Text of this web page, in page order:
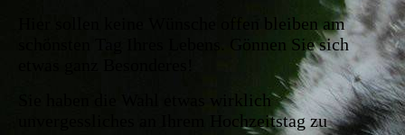
Hier sollen keine Wünsche offen bleiben am
schönsten Tag Ihres Lebens. Gönnen Sie sich
Sie haben die Wahl etwas wirklich
unvergessliches an Ihrem Hochzeitstag zu